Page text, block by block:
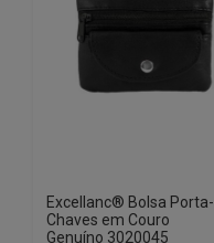
Excellanc® Bolsa Porta-
Chaves em Couro
Genuíno 3020045